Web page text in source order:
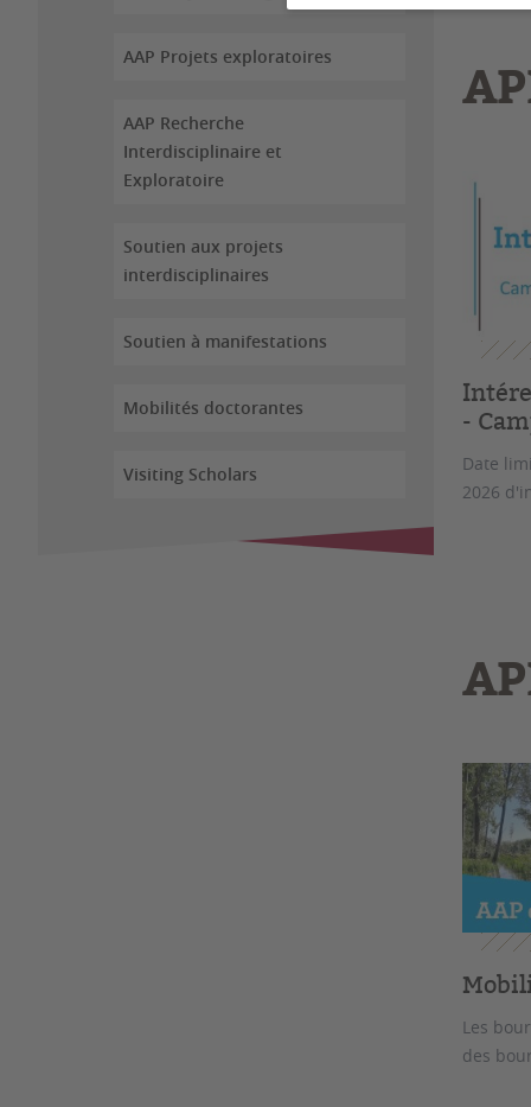
AAP Projets exploratoires
AAP Recherche
Interdisciplinaire et
Exploratoire
Soutien aux projets
interdisciplinaires
Soutien à manifestations
Mobilités doctorantes
Visiting Scholars
-
Date
2026
Les
des